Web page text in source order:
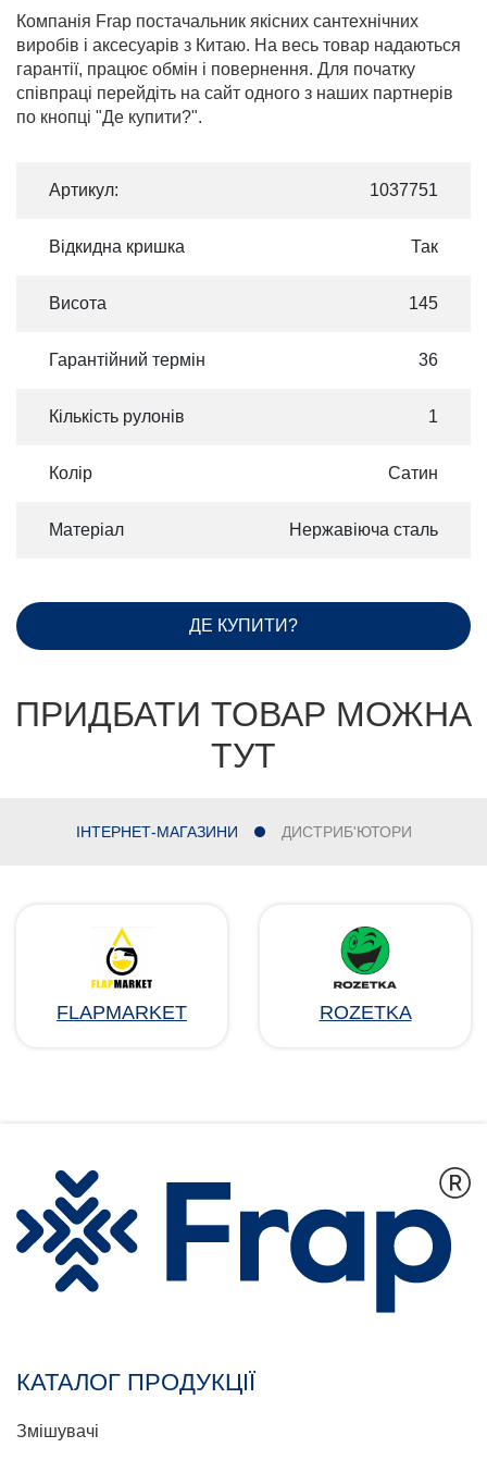
Компанія Frap постачальник якісних сантехнічних
виробів і аксесуарів з Китаю. На весь товар надаються
гарантії, працює обмін і повернення. Для початку
співпраці перейдіть на сайт одного з наших партнерів
по кнопці "Де купити?".
Артикул: 1037751
Відкидна кришка Так
Висота 145
Гарантійний термін 36
Кількість рулонів 1
Колір Сатин
Матеріал Нержавіюча сталь
ДЕ КУПИТИ?
ПРИДБАТИ ТОВАР МОЖНА
ТУТ
ІНТЕРНЕТ-МАГАЗИНИ ДИСТРИБ'ЮТОРИ
FLAPMARKET ROZETKA
КАТАЛОГ ПРОДУКЦІЇ
Змішувачі